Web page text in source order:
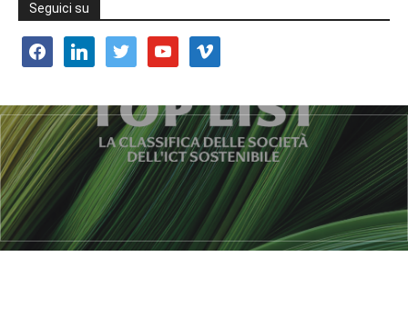
Seguici su
facebooklinkedin twitter youtube vimeo